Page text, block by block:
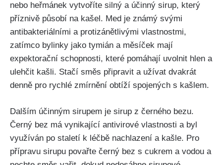
nebo heřmánek vytvoříte silný a účinný sirup, který
⁣příznivě působí na kašel. Med je známý ⁣svými
antibakteriálními a protizánětlivými vlastnostmi,‍
zatímco⁤ bylinky jako ‍tymián a měsíček mají
expektorační schopnosti, které pomáhají ‌uvolnit hlen a
ulehčit⁤ kašli. Stačí směs připravit a užívat dvakrát
denně pro rychlé zmírnění ‌obtíží spojených s kašlem.
Dalším účinným​ sirupem je sirup z černého bezu.
Černý bez má vynikající antivirové vlastnosti a byl
využíván po​ staletí k léčbě nachlazení a kašle. ‌Pro⁣
přípravu sirupu povařte černý bez s cukrem a ⁣vodou a